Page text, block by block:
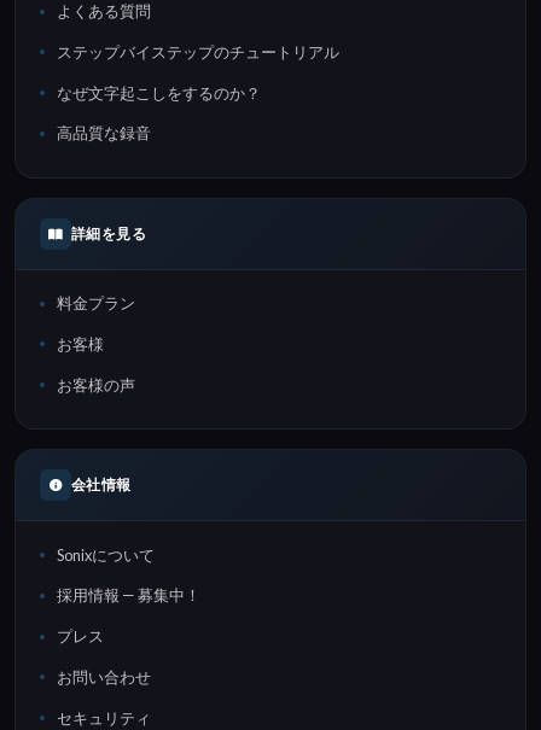
よくある質問
ステップバイステップのチュートリアル
なぜ文字起こしをするのか？
高品質な録音
詳細を見る
料金プラン
お客様
お客様の声
会社情報
Sonixについて
採用情報 — 募集中！
プレス
お問い合わせ
セキュリティ